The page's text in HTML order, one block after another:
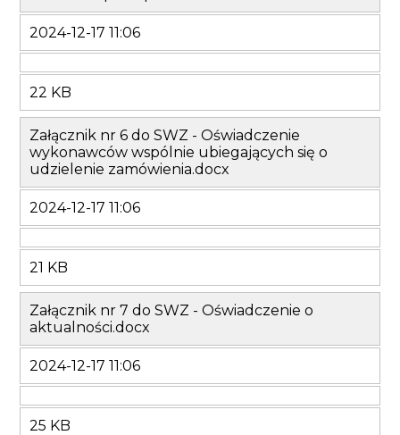
2024-12-17 11:06
22 KB
Załącznik nr 6 do SWZ - Oświadczenie
wykonawców wspólnie ubiegających się o
udzielenie zamówienia.docx
2024-12-17 11:06
21 KB
Załącznik nr 7 do SWZ - Oświadczenie o
aktualności.docx
2024-12-17 11:06
25 KB